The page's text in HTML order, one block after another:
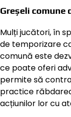
Greșeli comune
Mulți jucători, în
de temporizare
comună este
ce poate oferi
permite să
practice
acțiunilor lor cu